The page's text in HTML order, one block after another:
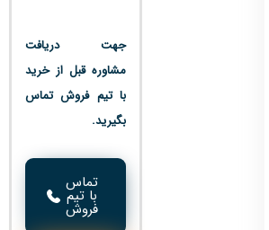
جهت دریافت
مشاوره قبل از خرید
با تیم فروش تماس
بگیرید.
تماس
با تیم
فروش